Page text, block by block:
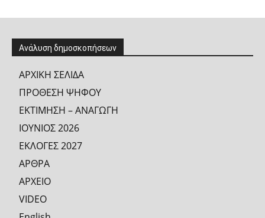
Ανάλυση δημοσκοπήσεων
ΑΡΧΙΚΗ ΣΕΛΙΔΑ
ΠΡΟΘΕΣΗ ΨΗΦΟΥ
ΕΚΤΙΜΗΣΗ – ΑΝΑΓΩΓΗ
ΙΟΥΝΙΟΣ 2026
ΕΚΛΟΓΕΣ 2027
ΑΡΘΡΑ
ΑΡΧΕΙΟ
VIDEO